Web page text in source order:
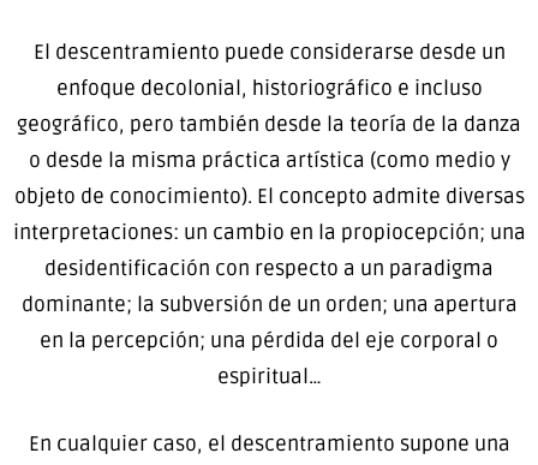
El descentramiento puede considerarse desde un
enfoque decolonial, historiográfico e incluso
geográfico, pero también desde la teoría de la danza
o desde la misma práctica artística (como medio y
objeto de conocimiento). El concepto admite diversas
interpretaciones: un cambio en la propiocepción; una
desidentificación con respecto a un paradigma
dominante; la subversión de un orden; una apertura
en la percepción; una pérdida del eje corporal o
espiritual…
En cualquier caso, el descentramiento supone una